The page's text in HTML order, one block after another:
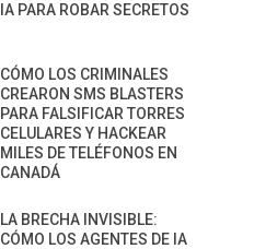
IA PARA ROBAR SECRETOS
CÓMO LOS CRIMINALES
CREARON SMS BLASTERS
PARA FALSIFICAR TORRES
CELULARES Y HACKEAR
MILES DE TELÉFONOS EN
CANADÁ
LA BRECHA INVISIBLE:
CÓMO LOS AGENTES DE IA